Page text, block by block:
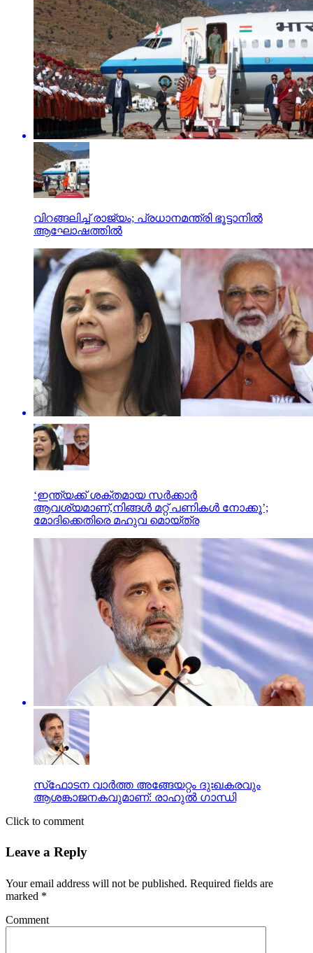
വിറങ്ങലിച്ച് രാജ്യം; പ്രധാനമന്ത്രി ഭൂട്ടാനില്‍
ആഘോഷത്തില്‍
‘ഇന്ത്യക്ക് ശക്തമായ സർക്കാർ
ആവശ്യമാണ്,നിങ്ങൾ മറ്റ് പണികൾ നോക്കൂ’;
മോദിക്കെതിരെ മഹുവ മൊയ്ത്ര
സ്‌ഫോടന വാര്‍ത്ത അങ്ങേയറ്റം ദുഃഖകരവും
ആശങ്കാജനകവുമാണ്: രാഹുല്‍ ഗാന്ധി
Click to comment
Leave a Reply
Your email address will not be published. Required fields are
marked *
Comment